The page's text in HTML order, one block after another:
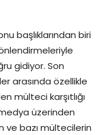
başlıklarından biri
gidiyor. Son
arasında özellikle
mülteci karşıtlığı
üzerinden
ve bazı mültecilerin